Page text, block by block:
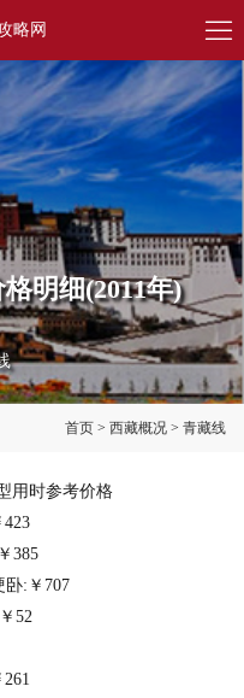

略网
明细(2011年)
首页 > 西藏概况 > 青藏线
用时参考价格
385
卧:￥707
52